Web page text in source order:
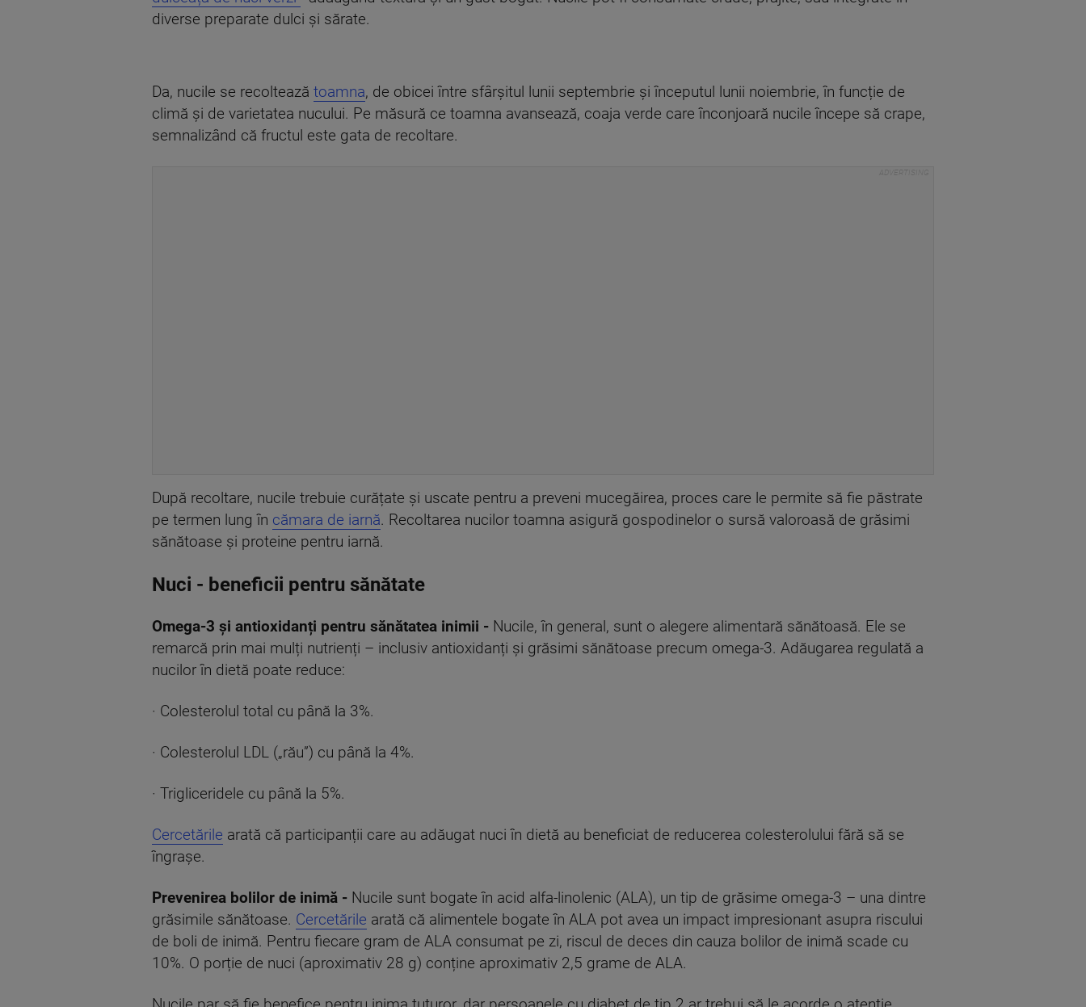
diverse preparate dulci și sărate.
Da, nucile se recoltează toamna, de obicei între sfârșitul lunii septembrie și începutul lunii noiembrie, în funcție de
climă și de varietatea nucului. Pe măsură ce toamna avansează, coaja verde care înconjoară nucile începe să crape,
semnalizând că fructul este gata de recoltare.
După recoltare, nucile trebuie curățate și uscate pentru a preveni mucegăirea, proces care le permite să fie păstrate
pe termen lung în cămara de iarnă. Recoltarea nucilor toamna asigură gospodinelor o sursă valoroasă de grăsimi
sănătoase și proteine pentru iarnă.
Nuci - beneficii pentru sănătate
Omega-3 și antioxidanți pentru sănătatea inimii - Nucile, în general, sunt o alegere alimentară sănătoasă. Ele se
remarcă prin mai mulți nutrienți – inclusiv antioxidanți și grăsimi sănătoase precum omega-3. Adăugarea regulată a
nucilor în dietă poate reduce:
· Colesterolul total cu până la 3%.
· Colesterolul LDL („rău”) cu până la 4%.
· Trigliceridele cu până la 5%.
Cercetările arată că participanții care au adăugat nuci în dietă au beneficiat de reducerea colesterolului fără să se
îngrașe.
Prevenirea bolilor de inimă - Nucile sunt bogate în acid alfa-linolenic (ALA), un tip de grăsime omega-3 – una dintre
grăsimile sănătoase. Cercetările arată că alimentele bogate în ALA pot avea un impact impresionant asupra riscului
de boli de inimă. Pentru fiecare gram de ALA consumat pe zi, riscul de deces din cauza bolilor de inimă scade cu
10%. O porție de nuci (aproximativ 28 g) conține aproximativ 2,5 grame de ALA.